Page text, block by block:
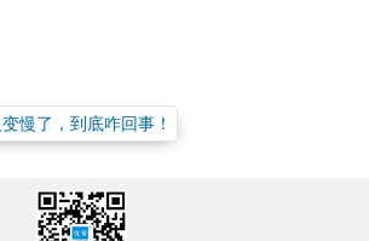
慢了，到底咋回事！